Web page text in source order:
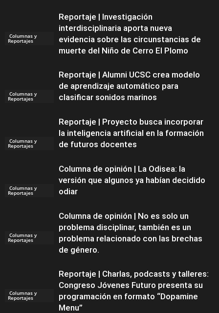
Columnas y
Reportajes
Reportaje | Investigación
interdisciplinaria aporta nueva
evidencia sobre las circunstancias de
muerte del Niño de Cerro El Plomo
Columnas y
Reportajes
Reportaje | Alumni UCSC crea modelo
de aprendizaje automático para
clasificar sonidos marinos
Columnas y
Reportajes
Reportaje | Proyecto busca incorporar
la inteligencia artificial en la formación
de futuros docentes
Columnas y
Reportajes
Columna de opinión | La Odisea: la
versión que algunos ya habían decidido
odiar
Columnas y
Reportajes
Columna de opinión | No es solo un
problema disciplinar, también es un
problema relacionado con las brechas
de género.
Columnas y
Reportajes
Reportaje | Charlas, podcasts y talleres:
Congreso Jóvenes Futuro presenta su
programación en formato “Dopamine
Menu”